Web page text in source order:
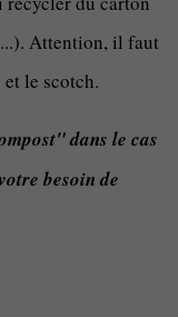
Attention, il faut
le scotch.
dans le cas
besoin de